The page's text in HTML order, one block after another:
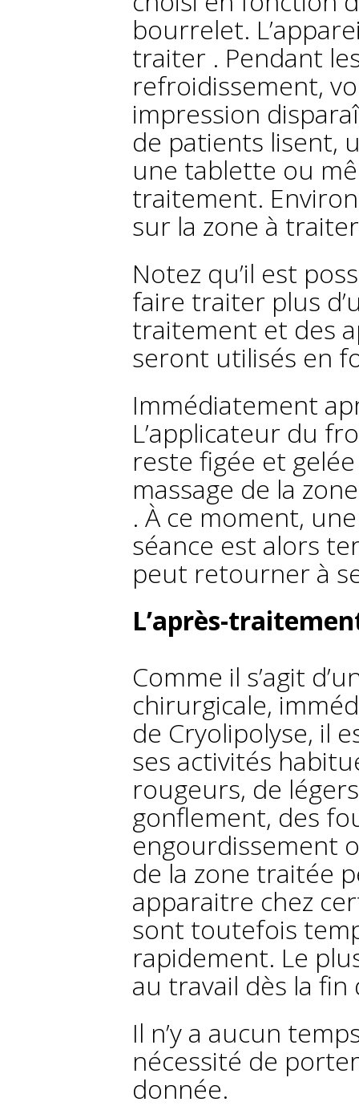
bourrelet.
traiter . Pendant
refroidissement,
impression
de patients lisent,
une tablette ou
traitement.
sur la zone à
Notez qu’il est
faire traiter plus
traitement et des
seront utilisés en
Immédiatement
L’applicateur du
reste figée et
massage de la
. À ce moment,
séance est alors
peut retourner à
L’après-
Comme il s’agit
chirurgicale,
de Cryolipolyse, il
ses activités
rougeurs, de
gonflement, des
engourdissement
de la zone traitée
apparaitre chez
sont toutefois
rapidement. Le
au travail dès la fin
Il n’y a aucun
nécessité de
donnée.